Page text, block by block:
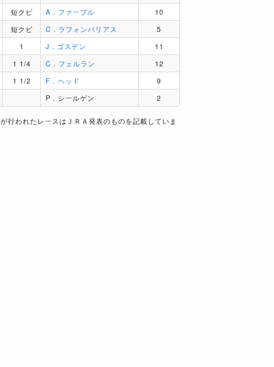
短クビ A．ファーブル
10
短クビ C．ラフォンパリアス
5
1 J．ゴスデン
11
1 1/4 C．フェルラン
12
1 1/2 F．ヘッド
9
P．シールゲン 2
行われたレースはＪＲＡ発表のものを記載していま